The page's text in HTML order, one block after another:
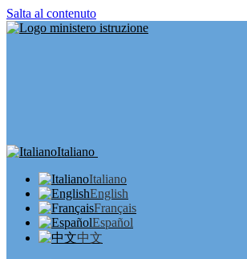
Salta al contenuto
Italiano
Italiano
English
Français
Español
中文